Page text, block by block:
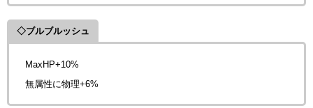
◇ブルブルッシュ
MaxHP+10%
無属性に物理+6%